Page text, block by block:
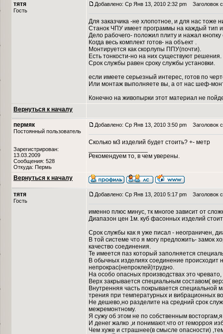
тятя
Гость
Добавлено: Ср Янв 13, 2010 2:32 pm Заголовок
Для заказчика -не хлопотное, и для нас тоже
Станок ЧПУ имеет программы на каждый тип
Дело рабочего- положил плиту и нажал кнопку
Когда весь комплект готов- на объект .
Монтируется как скорлупы ППУ(почти).
Есть тонкости-но на них существуют решения.
Срок службы равен сроку службы установки.
если имеете серьезный интерес, готов по
Или монтаж выполняете вы, а от нас шеф-
Конечно на живопырки этот материал не
Вернуться к началу
пермяк
Постоянный пользователь
Зарегистрирован:
13.03.2009
Сообщения: 528
Откуда: Пермь
Добавлено: Ср Янв 13, 2010 3:50 pm Заголовок
Сколько м3 изделий будет стоить? +- метр
Рекомендуем то, в чем уверены.
Вернуться к началу
тятя
Гость
Добавлено: Ср Янв 13, 2010 5:17 pm Заголовок
именно плюс минус, тк многое зависит от
Диапазон цен 1м. куб фасонных изделий
Срок службы как я уже писал - неограничен,
В той системе что я могу предложить- замок
качество соединения.
Те имеется паз который заполняется
В обычных изделиях соединение происходит
непрокрас(непроклей)трудно.
На особо опасных производствах это
Верх закрывается специальным составом(
Внутренняя часть покрывается специальной
трения при температурных и вибрационных
Не дешево,но разделите на средний срок
межремонтному.
Я сужу об этом не по собственным восторгам,я
И денег жалко ,и понимают.что от геморроя
Чем хуже и страшнее(в смысле опасности)